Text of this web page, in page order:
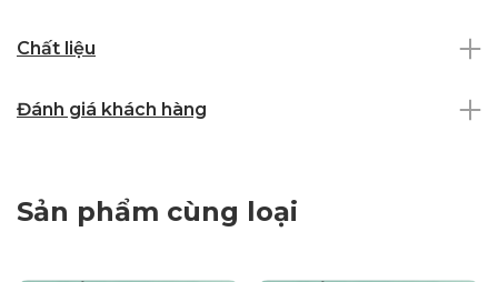
Chất liệu
Đánh giá khách hàng
Sản phẩm cùng loại